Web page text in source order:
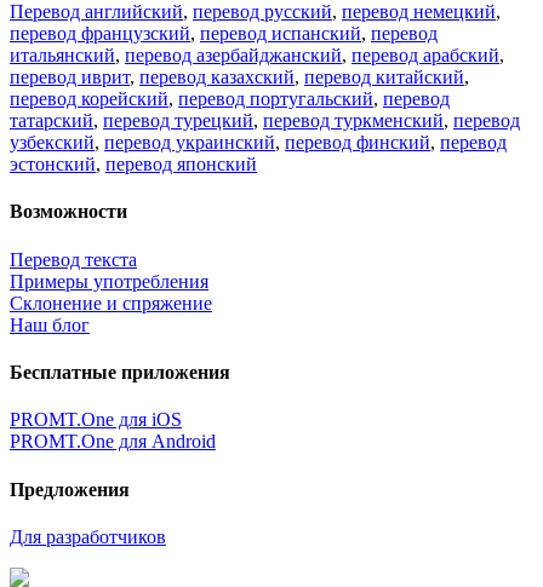
Перевод английский, перевод русский, перевод немецкий,
перевод французский, перевод испанский, перевод
итальянский, перевод азербайджанский, перевод арабский,
перевод иврит, перевод казахский, перевод китайский,
перевод корейский, перевод португальский, перевод
татарский, перевод турецкий, перевод туркменский, перевод
узбекский, перевод украинский, перевод финский, перевод
эстонский, перевод японский
Возможности
Перевод текста
Примеры употребления
Склонение и спряжение
Наш блог
Бесплатные приложения
PROMT.One для iOS
PROMT.One для Android
Предложения
Для разработчиков